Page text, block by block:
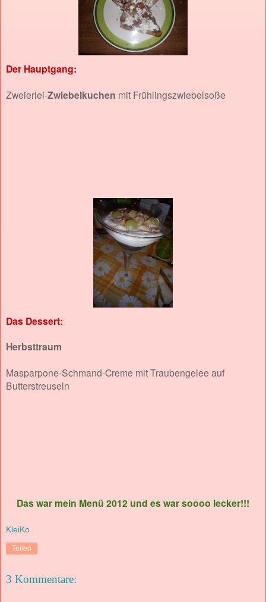
Der Hauptgang:
Zweierlei-Zwiebelkuchen mit Frühlingszwiebelsoße
Das Dessert:
Herbsttraum
Masparpone-Schmand-Creme mit Traubengelee auf
Butterstreuseln
Das war mein Menü 2012 und es war soooo lecker!!!
KleiKo
Teilen
3 Kommentare: